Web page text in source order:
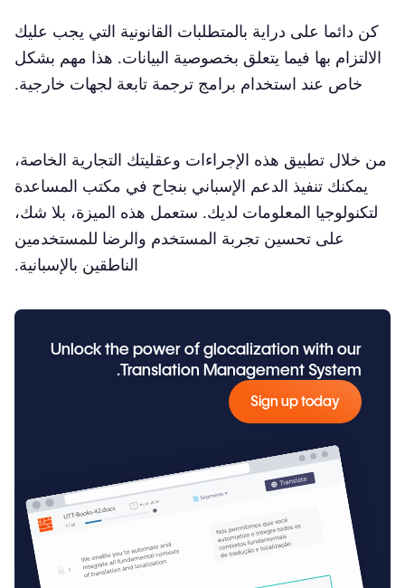
كن دائما على دراية بالمتطلبات القانونية التي يجب عليك
الالتزام بها فيما يتعلق بخصوصية البيانات. هذا مهم بشكل
خاص عند استخدام برامج ترجمة تابعة لجهات خارجية.
من خلال تطبيق هذه الإجراءات وعقليتك التجارية الخاصة،
يمكنك تنفيذ الدعم الإسباني بنجاح في مكتب المساعدة
لتكنولوجيا المعلومات لديك. ستعمل هذه الميزة، بلا شك،
على تحسين تجربة المستخدم والرضا للمستخدمين
الناطقين بالإسبانية.
Unlock the power of glocalization with our
Translation Management System.
Sign up today